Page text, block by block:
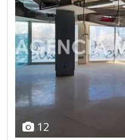
12